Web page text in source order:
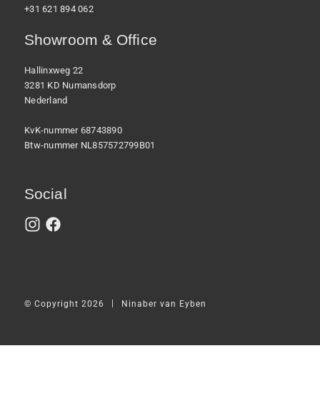
+31 621 894 062
Showroom & Office
Hallinxweg 22
3281 KD Numansdorp
Nederland
KvK-nummer 68743890
Btw-nummer NL857572799B01
Social
© Copyright 2026 Ninaber van Eyben